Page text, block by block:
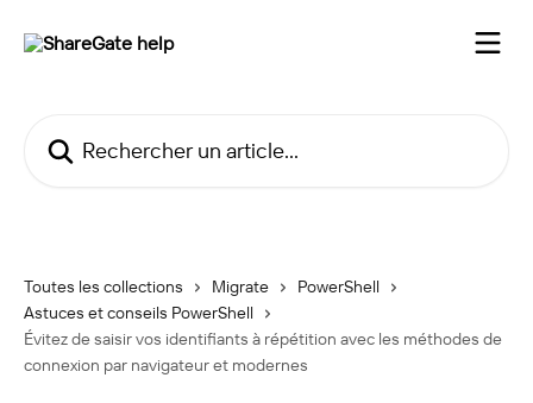
Toutes les collections Migrate
PowerShell
Astuces et conseils PowerShell
Évitez de saisir vos identifiants à répétition avec les méthodes de
connexion par navigateur et modernes